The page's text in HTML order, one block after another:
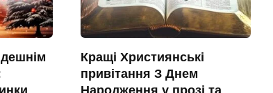
Кращі Християнські
привітання З Днем